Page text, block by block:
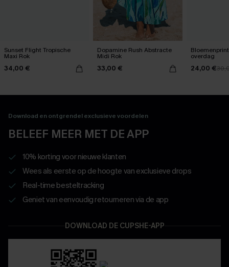
Sunset Flight Tropische
Maxi Rok
34,00 €
Dopamine Rush Abstracte
Midi Rok
33,00 €
overdag
24,00 €
Download en ontgrendel exclusieve voordelen
BELEEF MEER MET DE APP
10% korting voor nieuwe klanten
Wees als eerste op de hoogte van exclusieve drops
Real-time besteltracking
Geniet van eenvoudig retourneren via de app
DOWNLOAD DE CUPSHE-APP